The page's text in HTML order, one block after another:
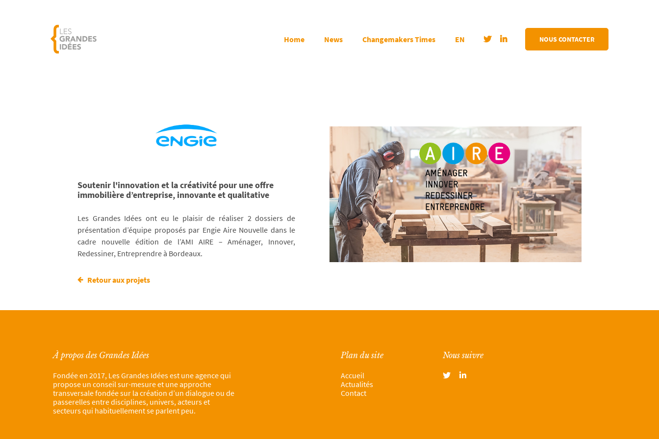
Home News Changemakers Times EN NOUS CONTACTER
Soutenir l'innovation et la créativité pour une offre
immobilière d’entreprise, innovante et qualitative
Les Grandes Idées ont eu le plaisir de réaliser 2 dossiers de
présentation d’équipe proposés par Engie Aire Nouvelle dans le
cadre nouvelle édition de l’AMI AIRE – Aménager, Innover,
Redessiner, Entreprendre à Bordeaux.
Retour aux projets
À propos des Grandes Idées
Fondée en 2017, Les Grandes Idées est une agence qui
propose un conseil sur-mesure et une approche
transversale fondée sur la création d’un dialogue ou de
passerelles entre disciplines, univers, acteurs et
secteurs qui habituellement se parlent peu.
Plan du site
Accueil
Actualités
Contact
Nous suivre